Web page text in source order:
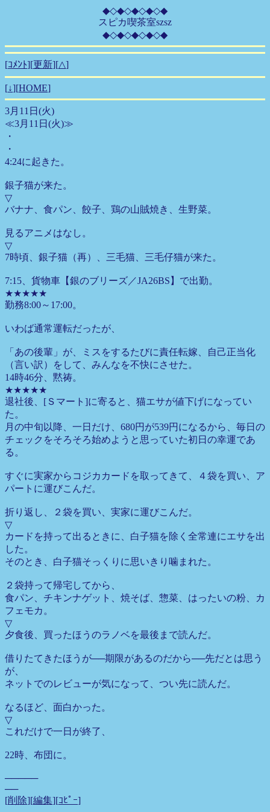
◆◇◆◇◆◇◆◇◆
スピカ喫茶室szsz
◆◇◆◇◆◇◆◇◆
[ｺﾒﾝﾄ][更新][△]
[↓][HOME]
3月11日(火)
≪3月11日(火)≫
・
・
4:24に起きた。
銀子猫が来た。
▽
バナナ、食パン、餃子、鶏の山賊焼き、生野菜。
見るアニメはなし。
▽
7時頃、銀子猫（再）、三毛猫、三毛仔猫が来た。
7:15、貨物車【銀のブリーズ／JA26BS】で出勤。
★★★★★
勤務8:00～17:00。
いわば通常運転だったが、
「あの後輩」が、ミスをするたびに責任転嫁、自己正当化
（言い訳）をして、みんなを不快にさせた。
14時46分、黙祷。
★★★★★
退社後、[Ｓマート]に寄ると、猫エサが値下げになってい
た。
月の中旬以降、一日だけ、680円が539円になるから、毎日の
チェックをそろそろ始めようと思っていた初日の幸運であ
る。
すぐに実家からコジカカードを取ってきて、４袋を買い、ア
パートに運びこんだ。
折り返し、２袋を買い、実家に運びこんだ。
▽
カードを持って出るときに、白子猫を除く全常連にエサを出
した。
そのとき、白子猫そっくりに思いきり噛まれた。
２袋持って帰宅してから、
食パン、チキンナゲット、焼そば、惣菜、はったいの粉、カ
フェモカ。
▽
夕食後、買ったほうのラノベを最後まで読んだ。
借りたてきたほうが──期限があるのだから──先だとは思う
が、
ネットでのレビューが気になって、つい先に読んだ。
なるほど、面白かった。
▽
これだけで一日が終了、
22時、布団に。
─────
──
[削除][編集][ｺﾋﾟｰ]